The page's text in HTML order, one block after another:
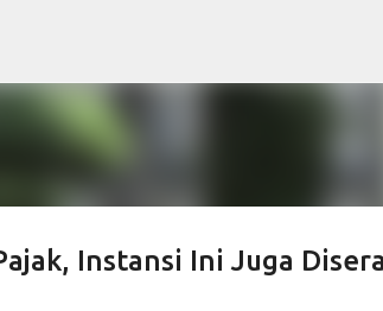
Instansi Ini Juga